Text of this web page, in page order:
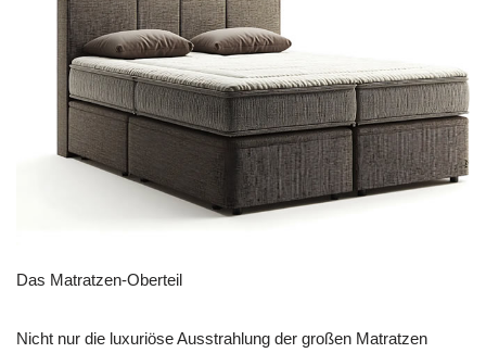
Das Matratzen-Oberteil
Nicht nur die luxuriöse Ausstrahlung der großen Matratzen